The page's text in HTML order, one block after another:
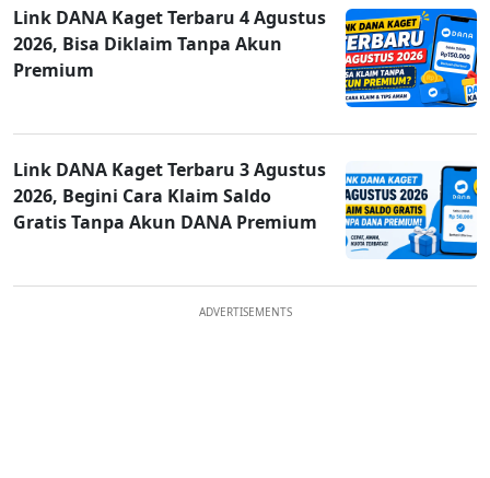
Link DANA Kaget Terbaru 4 Agustus
2026, Bisa Diklaim Tanpa Akun
Premium
Link DANA Kaget Terbaru 3 Agustus
2026, Begini Cara Klaim Saldo
Gratis Tanpa Akun DANA Premium
ADVERTISEMENTS